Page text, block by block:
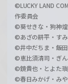
©LUCKY LAND
作委員会
©葵せきな・狗神煌
©あざの耕平・す
©井中だちま・飯田
©恵比須清司・ぎ
©鏡貴也・とよた
©春日みかげ・み